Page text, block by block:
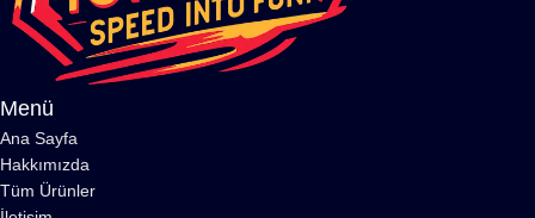
Menü
Ana Sayfa
Hakkımızda
Tüm Ürünler